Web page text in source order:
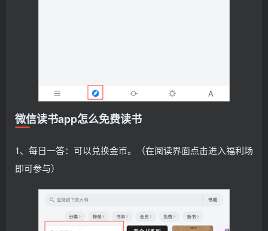
微信读书app怎么免费读书
1、每日一答：可以兑换金币。（在阅读界面点击进入福利场
即可参与）